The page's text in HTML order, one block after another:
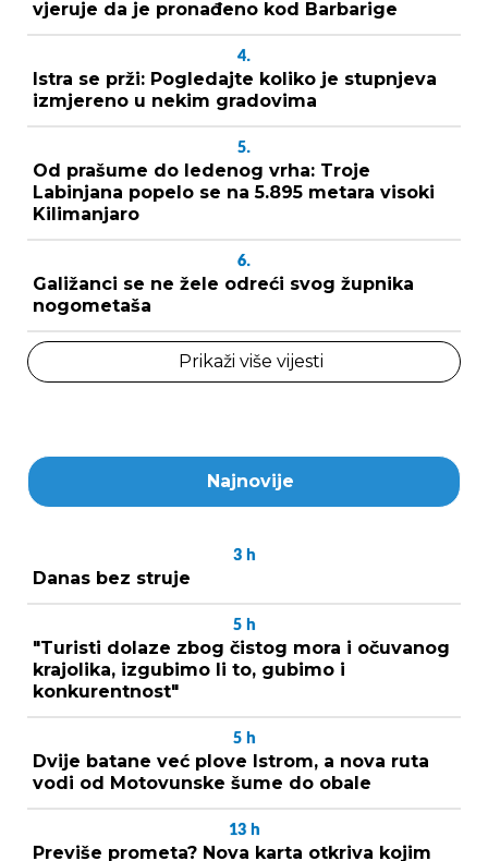
vjeruje da je pronađeno kod Barbarige
4.
Istra se prži: Pogledajte koliko je stupnjeva
izmjereno u nekim gradovima
5.
Od prašume do ledenog vrha: Troje
Labinjana popelo se na 5.895 metara visoki
Kilimanjaro
6.
Galižanci se ne žele odreći svog župnika
nogometaša
Prikaži više vijesti
Najnovije
3 h
Danas bez struje
5 h
"Turisti dolaze zbog čistog mora i očuvanog
krajolika, izgubimo li to, gubimo i
konkurentnost"
5 h
Dvije batane već plove Istrom, a nova ruta
vodi od Motovunske šume do obale
13 h
Previše prometa? Nova karta otkriva kojim